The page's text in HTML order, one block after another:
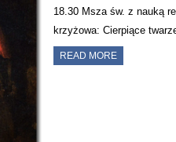
18.30 Msza św. z nauką
krzyżowa: Cierpiące
READ MORE